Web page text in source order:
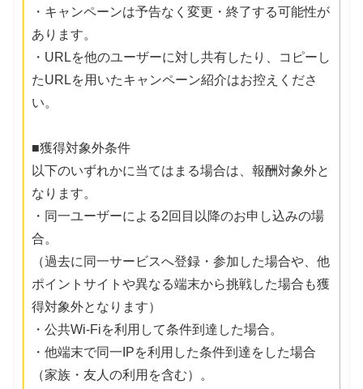
・キャンペーンは予告なく変更・終了する可能性が
あります。
・URLを他のユーザーに対し共有したり、コピーし
たURLを用いたキャンペーン紹介はお控えくださ
い。
■獲得対象外条件
以下のいずれかに当てはまる場合は、報酬対象外と
なります。
・同一ユーザーによる2回目以降のお申し込みの場
合。
（過去に同一サービスへ登録・参加した場合や、他
ポイントサイトや異なる端末から挑戦した場合も獲
得対象外となります）
・公共Wi-Fiを利用して条件到達した場合。
・他端末で同一IPを利用した条件到達をした場合
（家族・友人の利用を含む）。